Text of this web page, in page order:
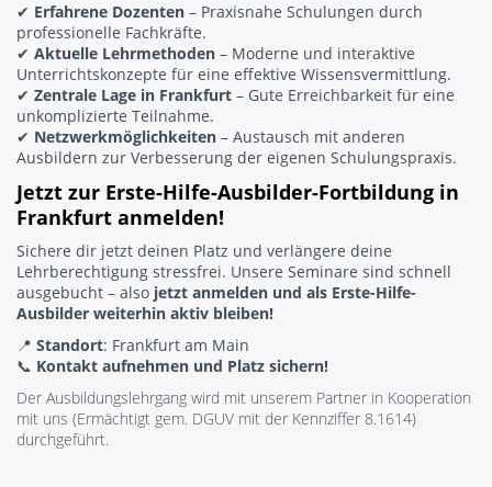
✔ Erfahrene Dozenten – Praxisnahe Schulungen durch
professionelle Fachkräfte.
✔ Aktuelle Lehrmethoden – Moderne und interaktive
Unterrichtskonzepte für eine effektive Wissensvermittlung.
✔ Zentrale Lage in Frankfurt – Gute Erreichbarkeit für eine
unkomplizierte Teilnahme.
✔ Netzwerkmöglichkeiten – Austausch mit anderen
Ausbildern zur Verbesserung der eigenen Schulungspraxis.
Jetzt zur Erste-Hilfe-Ausbilder-Fortbildung in
Frankfurt anmelden!
Sichere dir jetzt deinen Platz und verlängere deine
Lehrberechtigung stressfrei. Unsere Seminare sind schnell
ausgebucht – also jetzt anmelden und als Erste-Hilfe-
Ausbilder weiterhin aktiv bleiben!
📍 Standort: Frankfurt am Main
📞 Kontakt aufnehmen und Platz sichern!
Der Ausbildungslehrgang wird mit unserem Partner in Kooperation
mit uns (Ermächtigt gem. DGUV mit der Kennziffer 8.1614)
durchgeführt.